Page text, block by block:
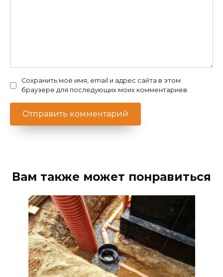
Сохранить моё имя, email и адрес сайта в этом
браузере для последующих моих комментариев.
Вам также может понравиться